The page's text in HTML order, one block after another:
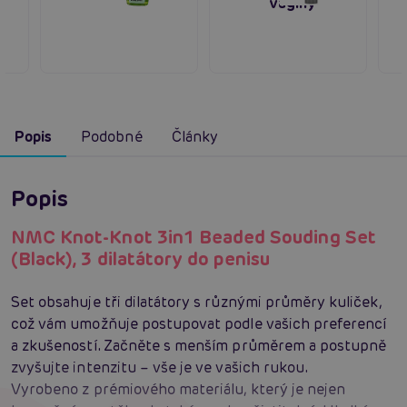
Popis Podobné Články
Popis
NMC Knot-Knot 3in1 Beaded Souding Set
(Black), 3 dilatátory do penisu
Set obsahuje tři dilatátory s různými průměry kuliček,
což vám umožňuje postupovat podle vašich preferencí
a zkušeností. Začněte s menším průměrem a postupně
zvyšujte intenzitu – vše je ve vašich rukou.
Vyrobeno z prémiového materiálu, který je nejen